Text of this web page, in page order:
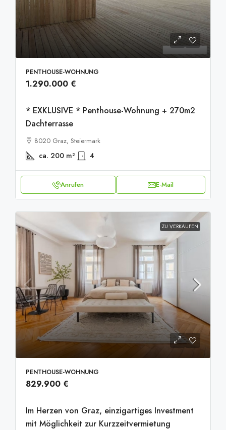
PENTHOUSE-WOHNUNG
1.290.000 €
* EXKLUSIVE * Penthouse-Wohnung + 270m2
Dachterrasse
8020 Graz, Steiermark
ca. 200 m² 4
Anrufen E-Mail
ZU VERKAUFEN
PENTHOUSE-WOHNUNG
829.900 €
Im Herzen von Graz, einzigartiges Investment
mit Möglichkeit zur Kurzzeitvermietung